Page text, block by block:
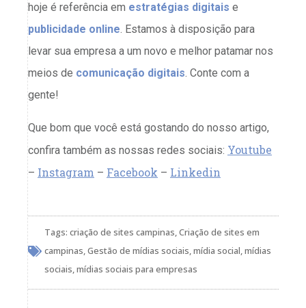
hoje é referência em estratégias digitais e
publicidade online. Estamos à disposição para
levar sua empresa a um novo e melhor patamar nos
meios de comunicação digitais. Conte com a
gente!
Que bom que você está gostando do nosso artigo,
confira também as nossas redes sociais: Youtube
– Instagram – Facebook – Linkedin
Tags: criação de sites campinas,Criação de sites em
campinas,Gestão de mídias sociais,mídia social,mídias
sociais,mídias sociais para empresas